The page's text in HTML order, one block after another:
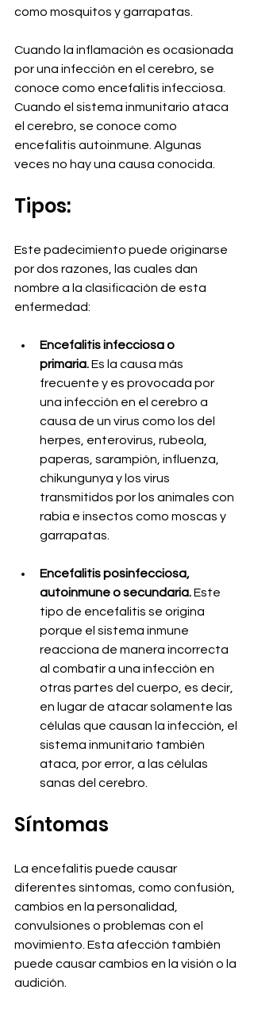
como mosquitos y garrapatas.
Cuando la inflamación es ocasionada
por una infección en el cerebro, se
conoce como encefalitis infecciosa.
Cuando el sistema inmunitario ataca
el cerebro, se conoce como
encefalitis autoinmune. Algunas
veces no hay una causa conocida.
Tipos:
Este padecimiento puede originarse
por dos razones, las cuales dan
nombre a la clasificación de esta
enfermedad:
Encefalitis infecciosa o
primaria. Es la causa más
frecuente y es provocada por
una infección en el cerebro a
causa de un virus como los del
herpes, enterovirus, rubeola,
paperas, sarampión, influenza,
chikungunya y los virus
transmitidos por los animales con
rabia e insectos como moscas y
garrapatas.
Encefalitis posinfecciosa,
autoinmune o secundaria. Este
tipo de encefalitis se origina
porque el sistema inmune
reacciona de manera incorrecta
al combatir a una infección en
otras partes del cuerpo, es decir,
en lugar de atacar solamente las
células que causan la infección, el
sistema inmunitario también
ataca, por error, a las células
sanas del cerebro.
Síntomas
La encefalitis puede causar
diferentes síntomas, como confusión,
cambios en la personalidad,
convulsiones o problemas con el
movimiento. Esta afección también
puede causar cambios en la visión o la
audición.